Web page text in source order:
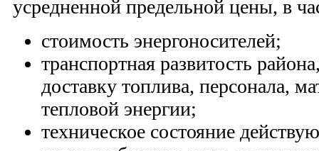
усредненной предельной цены, в
стоимость энергоносителей;
транспортная развитость
доставку топлива, персонала,
тепловой энергии;
техническое состояние